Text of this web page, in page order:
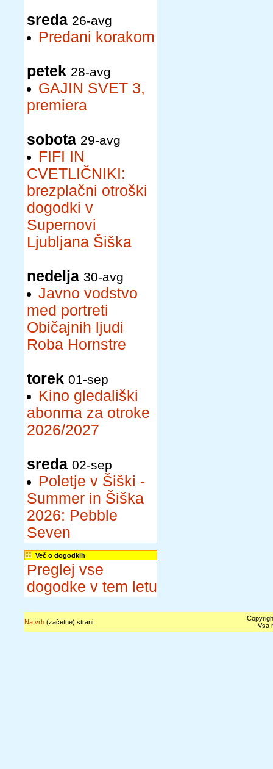
sreda 26-avg
Predani korakom
petek 28-avg
GAJIN SVET 3,
premiera
sobota 29-avg
FIFI IN
CVETLIČNIKI:
brezplačni otroški
dogodki v
Supernovi
Ljubljana Šiška
nedelja 30-avg
Javno vodstvo
med portreti
Običajnih ljudi
Roba Hornstre
torek 01-sep
Kino gledališki
abonma za otroke
2026/2027
sreda 02-sep
Poletje v Šiški -
Summer in Šiška
2026: Pebble
Seven
Več o dogodkih
Preglej vse
dogodke v tem letu
Na vrh(začetne) strani
Vsa